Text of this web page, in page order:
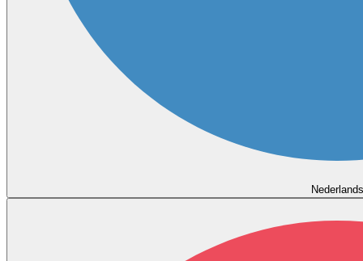
Nederlands